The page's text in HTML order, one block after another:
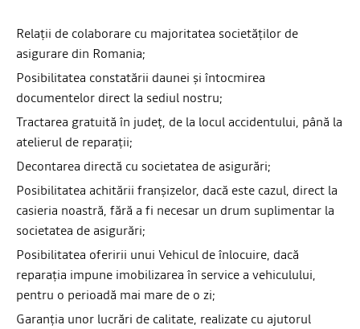
Relaţii de colaborare cu majoritatea societăţilor de
asigurare din Romania;
Posibilitatea constatării daunei şi întocmirea
documentelor direct la sediul nostru;
Tractarea gratuită în judeţ, de la locul accidentului, până la
atelierul de reparaţii;
Decontarea directă cu societatea de asigurări;
Posibilitatea achitării franşizelor, dacă este cazul, direct la
casieria noastră, fără a fi necesar un drum suplimentar la
societatea de asigurări;
Posibilitatea oferirii unui Vehicul de înlocuire, dacă
reparaţia impune imobilizarea în service a vehiculului,
pentru o perioadă mai mare de o zi;
Garanţia unor lucrări de calitate, realizate cu ajutorul